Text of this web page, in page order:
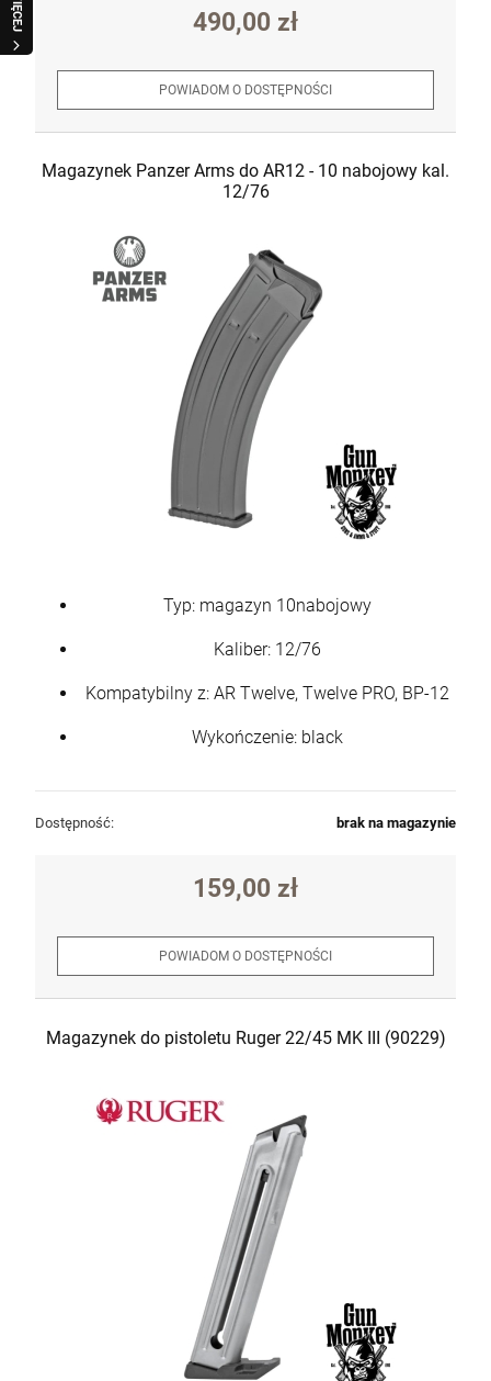
WIĘCEJ 490,00 zł
POWIADOM O DOSTĘPNOŚCI
Magazynek Panzer Arms do AR12 - 10 nabojowy kal.
12/76
Typ: magazyn 10nabojowy
Kaliber: 12/76
Kompatybilny z: AR Twelve, Twelve PRO, BP-12
Wykończenie: black
Dostępność: brak na magazynie
159,00 zł
POWIADOM O DOSTĘPNOŚCI
Magazynek do pistoletu Ruger 22/45 MK III (90229)